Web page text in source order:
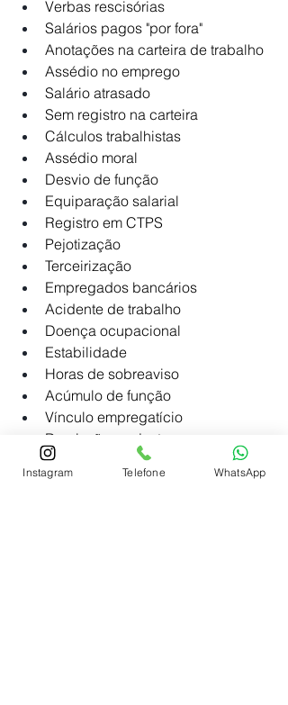
Verbas rescisórias
Salários pagos "por fora"
Anotações na carteira de trabalho
Assédio no emprego
Salário atrasado
Sem registro na carteira
Cálculos trabalhistas
Assédio moral
Desvio de função
Equiparação salarial
Registro em CTPS
Pejotização
Terceirização
Empregados bancários
Acidente de trabalho
Doença ocupacional
Estabilidade
Horas de sobreaviso
Acúmulo de função
Vínculo empregatício
Demissão por justa causa
Reclamatórias trabalhistas
FGTS, Multa de 40% e seguro
Instagram Telefone WhatsApp